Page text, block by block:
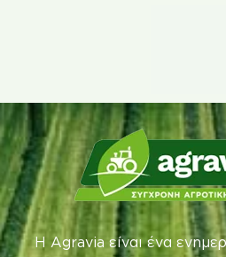
Η Agravia είναι ένα